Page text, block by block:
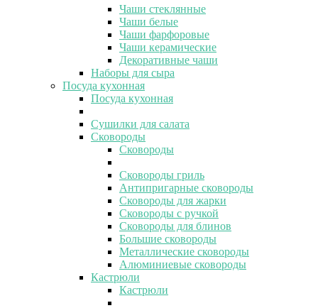
Чаши стеклянные
Чаши белые
Чаши фарфоровые
Чаши керамические
Декоративные чаши
Наборы для сыра
Посуда кухонная
Посуда кухонная
Сушилки для салата
Сковороды
Сковороды
Сковороды гриль
Антипригарные сковороды
Сковороды для жарки
Сковороды с ручкой
Сковороды для блинов
Большие сковороды
Металлические сковороды
Алюминиевые сковороды
Кастрюли
Кастрюли